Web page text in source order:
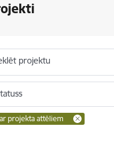
projektu
projekta attēliem